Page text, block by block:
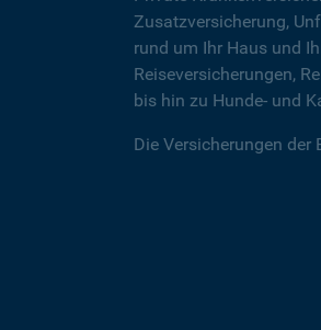
Zusatzversicherung,
rund um Ihr Haus und
Reiseversicherungen,
bis hin zu Hunde- und
Die Versicherungen der